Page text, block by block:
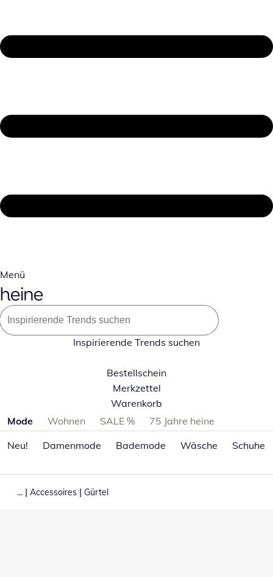
Menü
Inspirierende Trends suchen
Bestellschein
Merkzettel
Warenkorb
Produktkategorien überspringen
Mode Wohnen SALE %
75 Jahre heine
Neu!
Damenmode Bademode Wäsche Schuhe
... | Accessoires | Gürtel